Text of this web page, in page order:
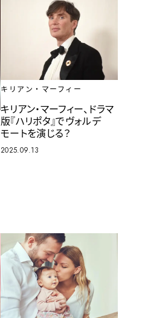
キリアン・マーフィー
キリアン・マーフィー、ドラマ
版『ハリポタ』でヴォルデ
モートを演じる？
2025.09.13